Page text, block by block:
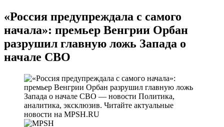
«Россия предупреждала с самого
начала»: премьер Венгрии Орбан
разрушил главную ложь Запада о
начале СВО